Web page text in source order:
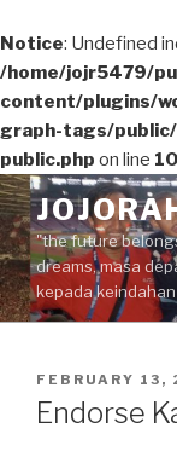
Notice: Undefined
/home/jojr5479/
content/plugins/
graph-tags/
public.php on line
Skip
to
content"the future
dreams, masa
kepada
POSTED
ON
FEBRUARY 13,
Endorse